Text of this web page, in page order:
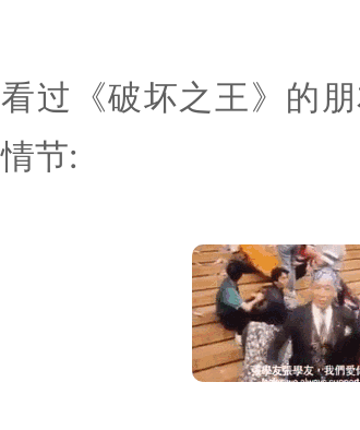
看过《破坏之王》的
情节: